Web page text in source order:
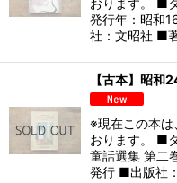
発行年：昭和
社：文昭社 ■
【古本】昭和
※現在この本は
おります。 ■
童話選集 第二
発行 ■出版社